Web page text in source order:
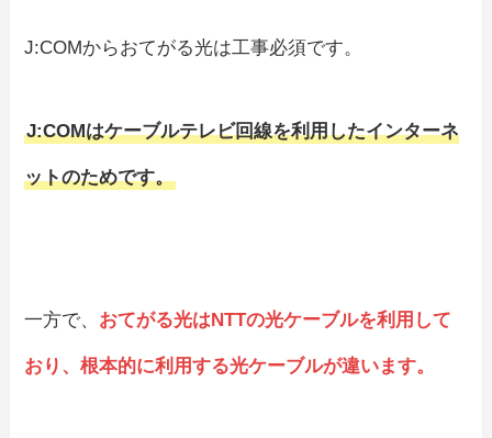
J:COMからおてがる光は工事必須です。
J:COMはケーブルテレビ回線を利用したインターネ
ットのためです。
一方で、 おてがる光はNTTの光ケーブルを利用して
おり、根本的に利用する光ケーブルが違います。